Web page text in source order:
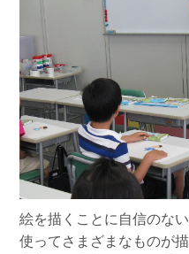
絵を描くことに自信のな
使ってさまざまなものが